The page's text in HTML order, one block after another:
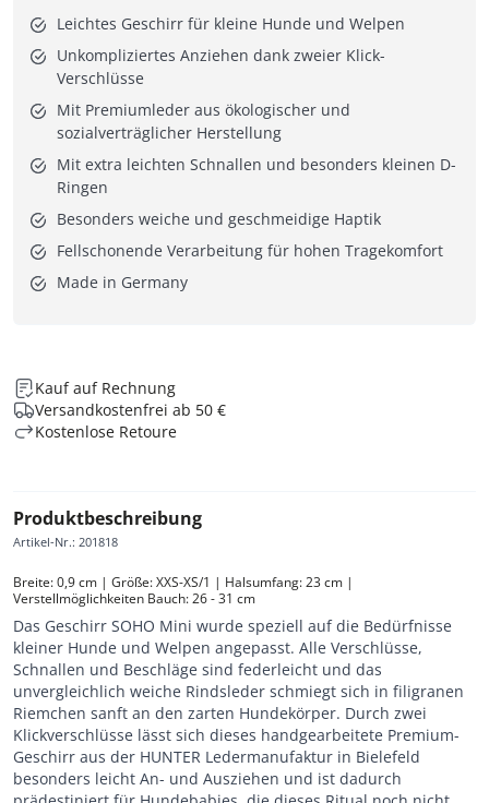
Leichtes Geschirr für kleine Hunde und Welpen
Unkompliziertes Anziehen dank zweier Klick-
Verschlüsse
Mit Premiumleder aus ökologischer und
sozialverträglicher Herstellung
Mit extra leichten Schnallen und besonders kleinen D-
Ringen
Besonders weiche und geschmeidige Haptik
Fellschonende Verarbeitung für hohen Tragekomfort
Made in Germany
Kauf auf Rechnung
Versandkostenfrei ab 50 €
Kostenlose Retoure
Produktbeschreibung
Artikel-Nr.: 201818
Breite: 0,9 cm | Größe: XXS-XS/1 | Halsumfang: 23 cm |
Verstellmöglichkeiten Bauch: 26 - 31 cm
Das Geschirr SOHO Mini wurde speziell auf die Bedürfnisse
kleiner Hunde und Welpen angepasst. Alle Verschlüsse,
Schnallen und Beschläge sind federleicht und das
unvergleichlich weiche Rindsleder schmiegt sich in filigranen
Riemchen sanft an den zarten Hundekörper. Durch zwei
Klickverschlüsse lässt sich dieses handgearbeitete Premium-
Geschirr aus der HUNTER Ledermanufaktur in Bielefeld
besonders leicht An- und Ausziehen und ist dadurch